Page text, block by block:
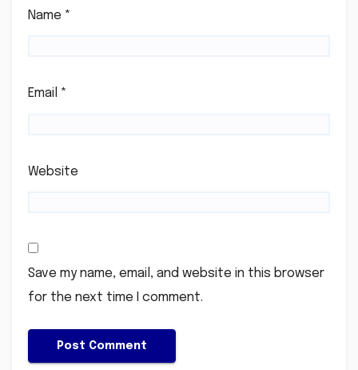
Name *
Email *
Website
Save my name, email, and website in this browser
for the next time I comment.